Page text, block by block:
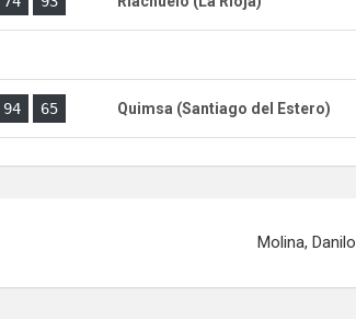
94 65 Quimsa (Santiago del Estero)
Molina, Danilo